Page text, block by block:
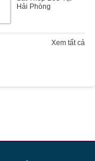
Hải Phòng
Xem tất cả